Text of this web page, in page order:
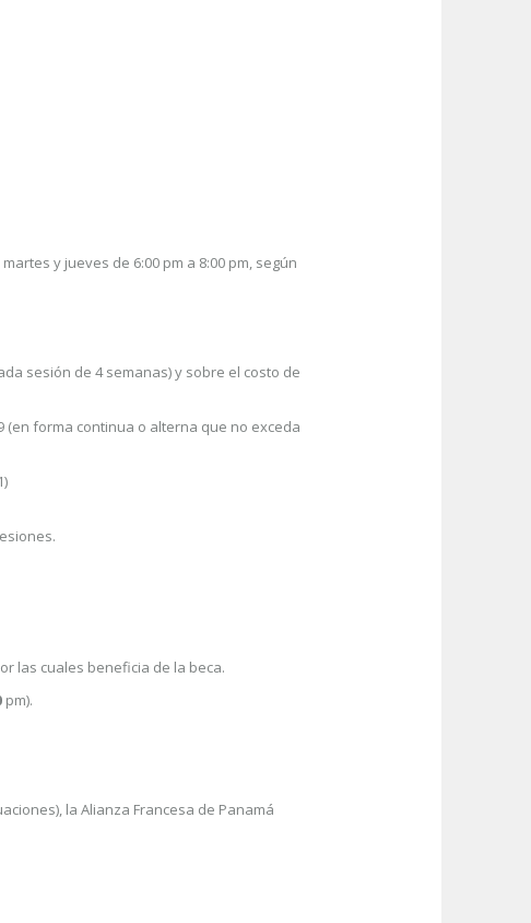
y jueves de 6:00 pm a 8:00 pm, según
sesión de 4 semanas) y sobre el costo de
(en forma continua o alterna que no exceda
las cuales beneficia de la beca.
pm).
la Alianza Francesa de Panamá